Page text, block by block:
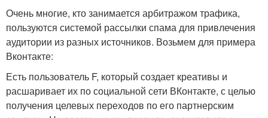
Очень многие, кто занимается арбитражом трафика,
пользуются системой рассылки спама для привлечения
аудитории из разных источников. Возьмем для примера
Вконтакте:
Есть пользователь F, который создает креативы и
расшаривает их по социальной сети ВКонтакте, с целью
получения целевых переходов по его партнерским